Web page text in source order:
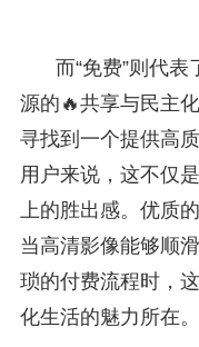
而“免费”则代
源的🔥共享与民主
寻找到一个提供高
用户来说，这不仅
上的胜出感。优质
当高清影像能够顺
琐的付费流程时，
化生活的魅力所在。